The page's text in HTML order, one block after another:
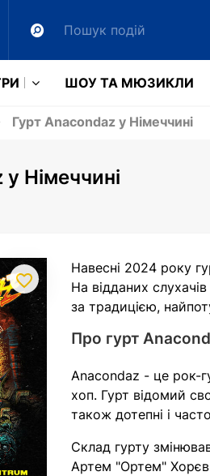
ШОУ ТА МЮЗИКЛИ
Гурт Anacondaz у Німеччині
Німеччині
Навесні 2024 року
На відданих
за традицією,
Про гурт
Anacondaz - це рок-
хоп. Гурт відомий
також дотепні і
Склад гурту
Артем "Ортем" Хорєв